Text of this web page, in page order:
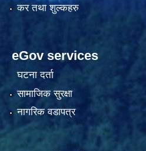
कर तथा शुल्कहरु
eGov services
घटना दर्ता
सामाजिक सुरक्षा
नागरिक वडापत्र